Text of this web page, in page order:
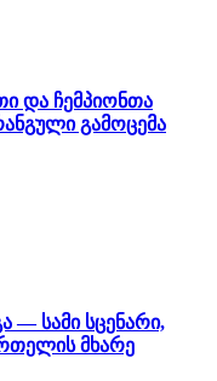
და ჩემპიონთა
გამოცემა
— სამი სცენარი,
მხარე